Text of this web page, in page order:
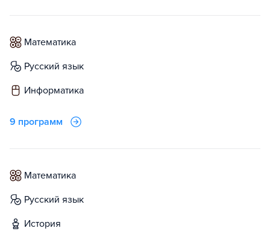
математика
русский язык
информатика
9 программ
математика
русский язык
история